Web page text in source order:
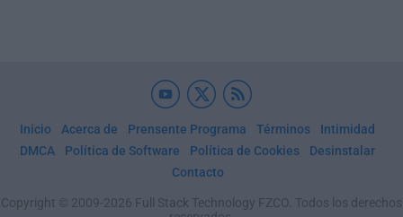
Inicio Acerca de Prensente Programa Términos
Intimidad
DMCA
Política de Software Política de Cookies
Desinstalar
Contacto
Copyright © 2009-2026 Full Stack Technology FZCO. Todos los derechos